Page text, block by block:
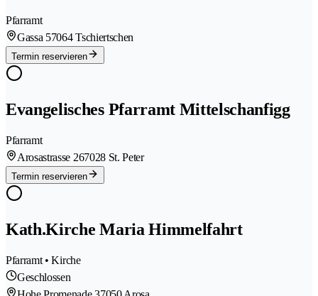
Pfarramt
Gassa 57064 Tschiertschen
Termin reservieren
Evangelisches Pfarramt Mittelschanfigg
Pfarramt
Arosastrasse 267028 St. Peter
Termin reservieren
Kath.Kirche Maria Himmelfahrt
Pfarramt • Kirche
Geschlossen